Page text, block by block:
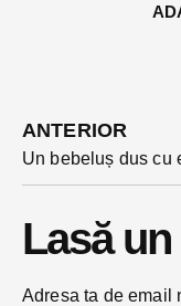
ANTERIOR
Lasă
Adresa ta de email